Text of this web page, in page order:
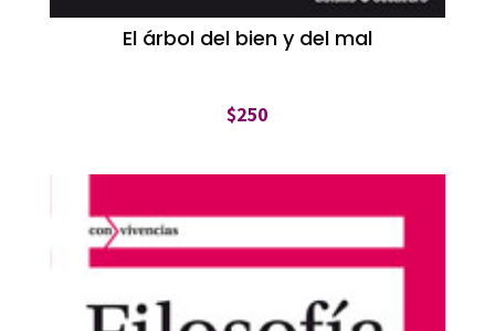
El árbol del bien y del mal
$250